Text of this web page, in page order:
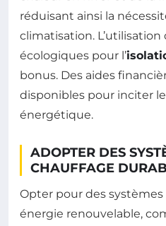
réduisant ainsi la
climatisation.
écologiques pour l’
bonus. Des aides
disponibles pour inciter
énergétique.
ADOPTER DES
CHAUFFAGE
Opter pour des systèmes
énergie renouvelable,